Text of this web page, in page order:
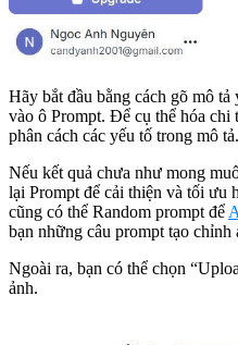
Hãy bắt đầu bằng cách gõ mô
vào ô Prompt. Để cụ thể hóa chi
phân cách các yếu tố trong mô tả.
Nếu kết quả chưa như mong
lại Prompt để cải thiện và tối ưu
cũng có thể Random prompt để
bạn những câu prompt tạo chỉnh
Ngoài ra, bạn có thể chọn
ảnh.